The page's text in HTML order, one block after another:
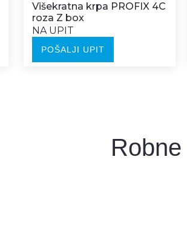
Višekratna krpa PROFIX 4C
roza Z box
NA UPIT
POŠALJI UPIT